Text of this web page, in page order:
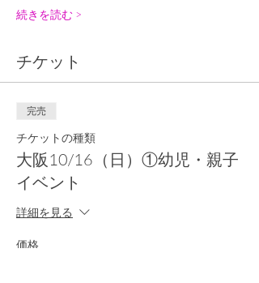
続きを読む >
チケット
完売
チケットの種類
大阪10/16（日）①幼児・親子
イベント
詳細を見る
価格